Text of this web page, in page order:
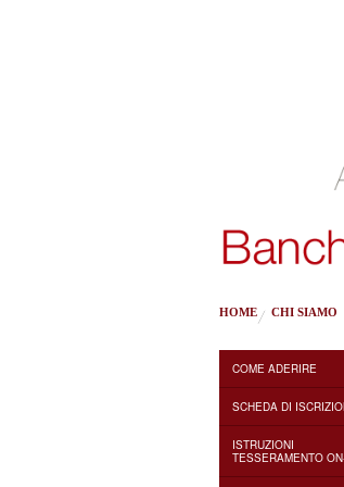
HOME CHI SIAMO
COME ADERIRE
SCHEDA DI
ISTRUZIONI
TESSERAMENTO